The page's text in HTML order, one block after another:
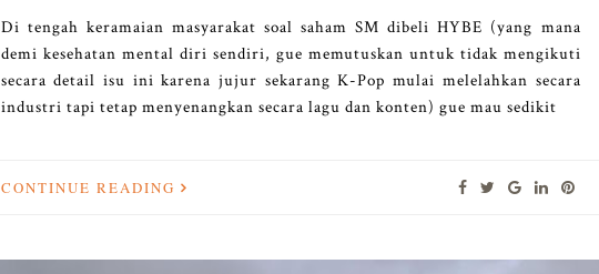
Di tengah keramaian masyarakat soal saham SM dibeli HYBE (yang mana
demi kesehatan mental diri sendiri, gue memutuskan untuk tidak mengikuti
secara detail isu ini karena jujur sekarang K-Pop mulai melelahkan secara
industri tapi tetap menyenangkan secara lagu dan konten) gue mau sedikit
CONTINUE READING